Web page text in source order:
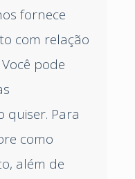
fornece
com relação
pode
quiser. Para
como
além de